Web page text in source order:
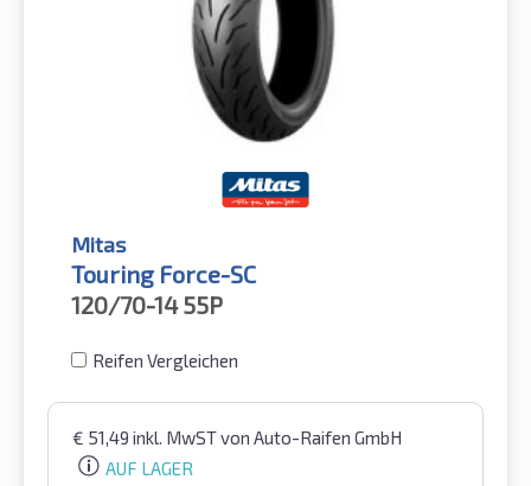
Mitas
Touring Force-SC
120/70-14 55P
Reifen Vergleichen
€ 51,49 inkl. MwSTvon Auto-Raifen GmbH
AUF LAGER